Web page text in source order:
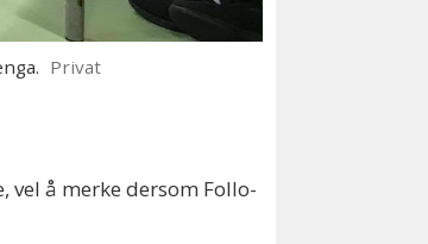
Privat
å merke dersom Follo-